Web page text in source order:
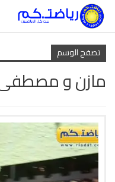
تصفح الوسم
مازن و